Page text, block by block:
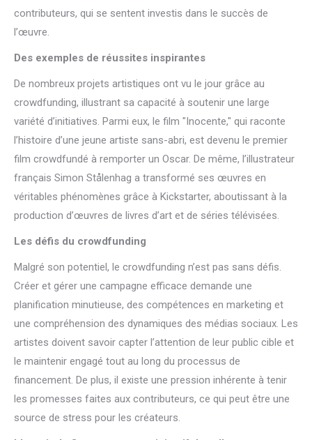
contributeurs, qui se sentent investis dans le succès de
l’œuvre.
Des exemples de réussites inspirantes
De nombreux projets artistiques ont vu le jour grâce au
crowdfunding, illustrant sa capacité à soutenir une large
variété d’initiatives. Parmi eux, le film "Inocente," qui raconte
l’histoire d’une jeune artiste sans-abri, est devenu le premier
film crowdfundé à remporter un Oscar. De même, l’illustrateur
français Simon Stålenhag a transformé ses œuvres en
véritables phénomènes grâce à Kickstarter, aboutissant à la
production d’œuvres de livres d’art et de séries télévisées.
Les défis du crowdfunding
Malgré son potentiel, le crowdfunding n’est pas sans défis.
Créer et gérer une campagne efficace demande une
planification minutieuse, des compétences en marketing et
une compréhension des dynamiques des médias sociaux. Les
artistes doivent savoir capter l’attention de leur public cible et
le maintenir engagé tout au long du processus de
financement. De plus, il existe une pression inhérente à tenir
les promesses faites aux contributeurs, ce qui peut être une
source de stress pour les créateurs.